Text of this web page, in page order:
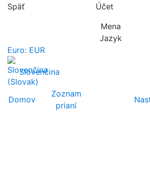
Späť
Účet
Mena
Jazyk
Euro: EUR
Slovenčina
Domov
Zoznam
prianí